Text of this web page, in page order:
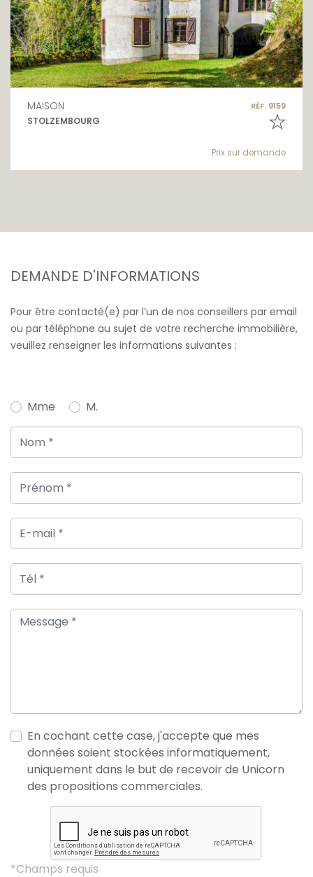
MAISON RÉF. 9159
STOLZEMBOURG
Prix sur demande
DEMANDE D'INFORMATIONS
Pour être contacté(e) par l’un de nos conseillers par email
ou par téléphone au sujet de votre recherche immobilière,
veuillez renseigner les informations suivantes :
Mme M.
En cochant cette case, j'accepte que mes
données soient stockées informatiquement,
uniquement dans le but de recevoir de Unicorn
des propositions commerciales.
*Champs requis